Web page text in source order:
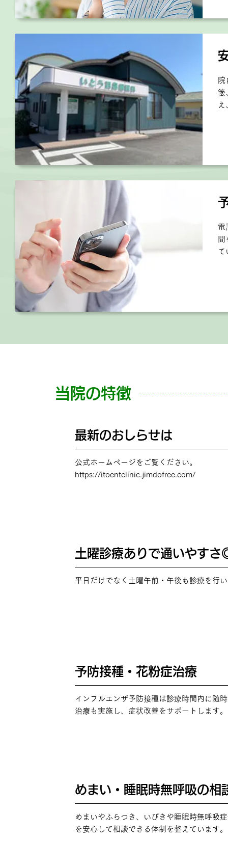
箋
電
間
て
当院の特徴
最新のおしらせは
公式ホームページをご覧ください。
https://itoentclinic.jimdofree.com/
土曜診療ありで通いやす
平日だけでなく土曜午前・午後も診療を行
予防接種・花粉症治療
インフルエンザ予防接種は診療時間内に随
治療も実施し、症状改善をサポートします。
めまい・睡眠時無呼吸の相
めまいやふらつき、いびきや睡眠時無呼吸
を安心して相談できる体制を整えています。